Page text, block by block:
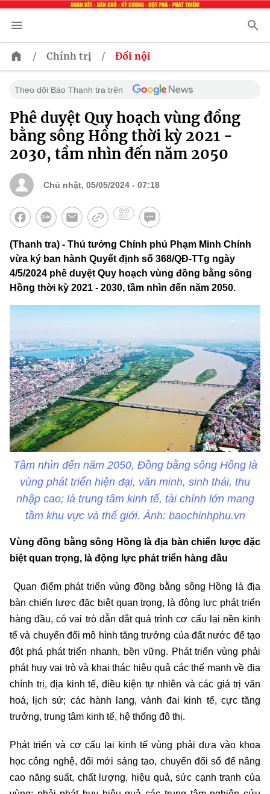
/ Chính trị / Đối nội
Theo dõi Báo Thanh tra trên
Phê duyệt Quy hoạch vùng đồng
bằng sông Hồng thời kỳ 2021 -
2030, tầm nhìn đến năm 2050
Chủ nhật, 05/05/2024 - 07:18
(Thanh tra) - Thủ tướng Chính phủ Phạm Minh Chính
vừa ký ban hành Quyết định số 368/QĐ-TTg ngày
4/5/2024 phê duyệt Quy hoạch vùng đồng bằng sông
Hồng thời kỳ 2021 - 2030, tầm nhìn đến năm 2050.
Tầm nhìn đến năm 2050, Đồng bằng sông Hồng là
vùng phát triển hiện đại, văn minh, sinh thái, thu
nhập cao; là trung tâm kinh tế, tài chính lớn mang
tầm khu vực và thế giới. Ảnh: baochinhphu.vn
Vùng đồng bằng sông Hồng là địa bàn chiến lược đặc
biệt quan trọng, là động lực phát triển hàng đầu
Quan điểm phát triển vùng đồng bằng sông Hồng là địa
bàn chiến lược đặc biệt quan trọng, là động lực phát triển
hàng đầu, có vai trò dẫn dắt quá trình cơ cấu lại nền kinh
tế và chuyển đổi mô hình tăng trưởng của đất nước để tạo
đột phá phát triển nhanh, bền vững. Phát triển vùng phải
phát huy vai trò và khai thác hiệu quả các thế mạnh về địa
chính trị, địa kinh tế, điều kiện tự nhiên và các giá trị văn
hoá, lịch sử; các hành lang, vành đai kinh tế, cực tăng
trưởng, trung tâm kinh tế, hệ thống đô thị.
Phát triển và cơ cấu lại kinh tế vùng phải dựa vào khoa
học công nghệ, đổi mới sáng tạo, chuyển đổi số để nâng
cao năng suất, chất lượng, hiệu quả, sức cạnh tranh của